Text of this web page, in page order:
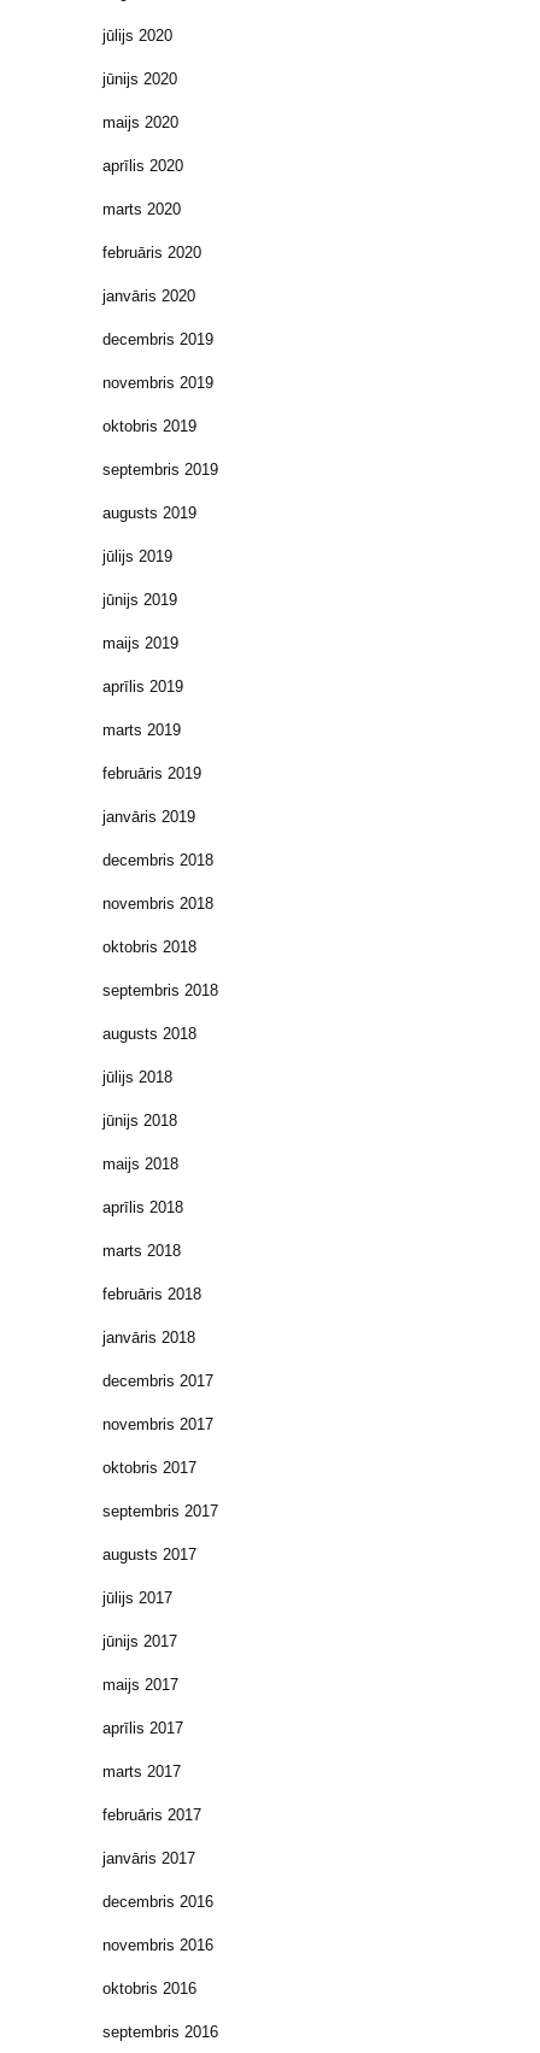
jūlijs 2020
jūnijs 2020
maijs 2020
aprīlis 2020
marts 2020
februāris 2020
janvāris 2020
decembris 2019
novembris 2019
oktobris 2019
septembris 2019
augusts 2019
jūlijs 2019
jūnijs 2019
maijs 2019
aprīlis 2019
marts 2019
februāris 2019
janvāris 2019
decembris 2018
novembris 2018
oktobris 2018
septembris 2018
augusts 2018
jūlijs 2018
jūnijs 2018
maijs 2018
aprīlis 2018
marts 2018
februāris 2018
janvāris 2018
decembris 2017
novembris 2017
oktobris 2017
septembris 2017
augusts 2017
jūlijs 2017
jūnijs 2017
maijs 2017
aprīlis 2017
marts 2017
februāris 2017
janvāris 2017
decembris 2016
novembris 2016
oktobris 2016
septembris 2016